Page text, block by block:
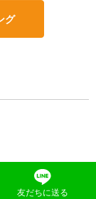
グ
友だちに送る